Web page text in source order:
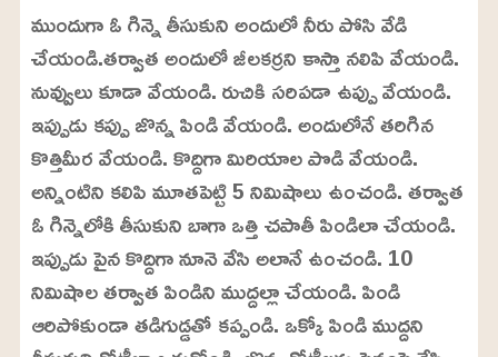
ముందుగా ఓ గిన్నె తీసుకుని అందులో నీరు పోసి వేడి
చేయండి.తర్వాత అందులో జీలకర్రని కాస్తా నలిపి వేయండి.
నువ్వులు కూడా వేయండి. రుచికి సరిపడా ఉప్పు వేయండి.
ఇప్పుడు కప్పు జొన్న పిండి వేయండి. అందులోనే తరిగిన
కొత్తిమీర వేయండి. కొద్దిగా మిరియాల పొడి వేయండి.
అన్నింటిని కలిపి మూతపెట్టి 5 నిమిషాలు ఉంచండి. తర్వాత
ఓ గిన్నెలోకి తీసుకుని బాగా ఒత్తి చపాతీ పిండిలా చేయండి.
ఇప్పుడు పైన కొద్దిగా నూనె వేసి అలానే ఉంచండి. 10
నిమిషాల తర్వాత పిండిని ముద్దల్లా చేయండి. పిండి
ఆరిపోకుండా తడిగుడ్డతో కప్పండి. ఒక్కో పిండి ముద్దని